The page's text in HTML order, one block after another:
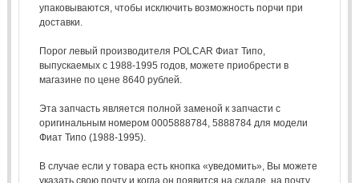
упаковываются, чтобы исключить возможность порчи при
доставки.
Порог левый производителя POLCAR Фиат Типо,
выпускаемых с 1988-1995 годов, можете приобрести в
магазине по цене 8640 рублей.
Эта запчасть является полной заменой к запчасти с
оригинальным номером 0005888784, 5888784 для модели
Фиат Типо (1988-1995).
В случае если у товара есть кнопка «уведомить», Вы можете
указать свою почту и когда он появится на складе, на почту